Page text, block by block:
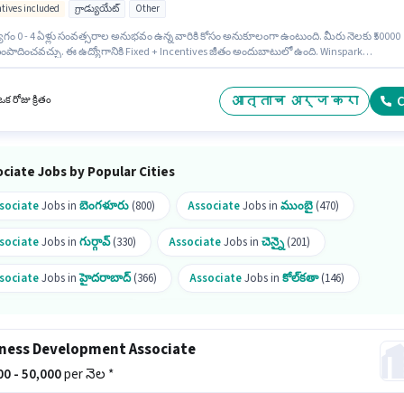
included గ్రాడ్యుయేట్ Other
0 - 4 ఏళ్లు సంవత్సరాల అనుభవం ఉన్న వారికి కోసం అనుకూలంగా ఉంటుంది. మీరు నెలకు ₹50000
ఈ ఉద్యోగానికి Fixed + Incentives జీతం అందుబాటులో ఉంది. Winspark
స్ట్రీట్, కోల్‌కతా లో ఉంది. ఈ ఉద్యోగానికి అభ్యర్థులు తప్పనిసరిగా గ్రాడ్యుయేట్ డిగ్రీ/సర్టిఫికెట్
రోజు క్రితం आत्ताच अर्ज करा
Jobs by Popular Cities
Jobs in బెంగళూరు(800) AssociateJobs in ముంబై(470)
Jobs in గుర్గావ్(330) AssociateJobs in చెన్నై(201)
Jobs inహైదరాబాద్(366) AssociateJobs in కోల్‌కతా(146)
Jobs inఢిల్లీ(89)
Development Associate
- 50,000per నెల *